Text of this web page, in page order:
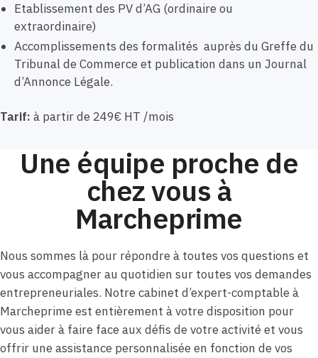
Etablissement des PV d’AG (ordinaire ou
extraordinaire)
Accomplissements des formalités auprès du Greffe du
Tribunal de Commerce et publication dans un Journal
d’Annonce Légale.
Tarif: à partir de 249€ HT /mois
Une équipe proche de
chez vous à
Marcheprime
Nous sommes là pour répondre à toutes vos questions et
vous accompagner au quotidien sur toutes vos demandes
entrepreneuriales. Notre cabinet d’expert-comptable à
Marcheprime est entièrement à votre disposition pour
vous aider à faire face aux défis de votre activité et vous
offrir une assistance personnalisée en fonction de vos